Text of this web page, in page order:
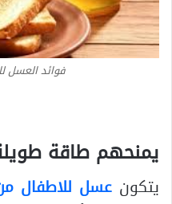
فوائد العسل
يمنحهم طاقة
يتكون عسل للاطفال